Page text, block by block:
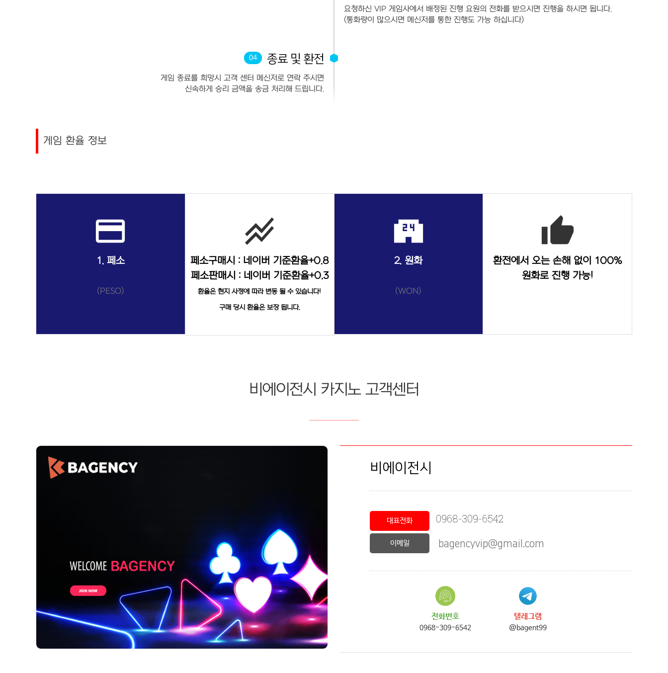
요청하신 VIP 게임사에서 배정된 진행 요원의 전화를 받으시면 진행을 하시면 됩니다.
(통화량이 많으시면 메신저를 통한 진행도 가능 하십니다)
종료 및 환전
04
게임 종료를 희망시 고객 센터 메신저로 연락 주시면
신속하게 승리 금액을 송금 처리해 드립니다.
게임 환율 정보
payment
1. 페소
(PESO)
stacked_line_chart
페소구매시 : 네이버 기준환율+0.8
페소판매시 : 네이버 기준환율+0.3
환율은 현지 사정에 따라 변동 될 수 있습니다!
구매 당시 환율은 보장 됩니다.
local_convenience_store
2. 원화
(WON)
thumb_up
환전에서 오는 손해 없이 100%
원화로 진행 가능!
비에이전시 카지노 고객센터
비에이전시
대표전화 0968-309-6542
이메일 bagencyvip@gmail.com
전화번호
0968-309-6542
텔레그램
@bagent99